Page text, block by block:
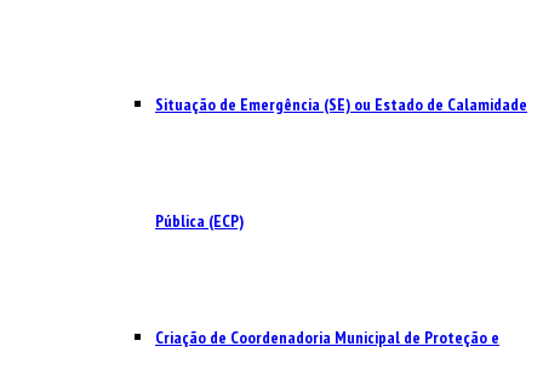
Situação de Emergência (SE) ou Estado de Calamidade
Pública (ECP)
Criação de Coordenadoria Municipal de Proteção e